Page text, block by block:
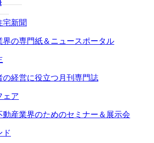
界の専門紙＆ニュースポータル
の経営に役立つ月刊専門誌
動産業界のためのセミナー＆展示会